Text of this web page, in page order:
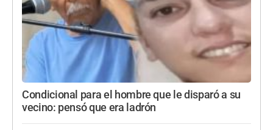
Condicional para el hombre que le disparó a su
vecino: pensó que era ladrón